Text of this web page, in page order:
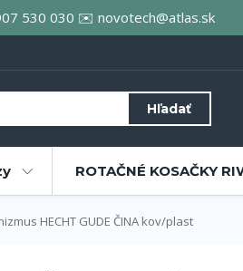
530 030 ✉️ novotech@atlas.sk
Hľadať
ROTAČNÉ KOSAČKY
HECHT GUDE ČINA kov/plast